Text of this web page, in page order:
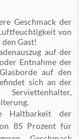
Geschmack der
von
Gast!
auf der
Entnahme der
auf den
sich an der
Haltbarkeit der
85 Prozent für